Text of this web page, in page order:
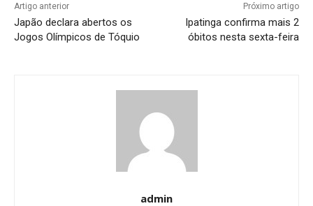
Artigo anterior
Japão declara abertos os
Jogos Olímpicos de Tóquio
Próximo artigo
Ipatinga confirma mais 2
óbitos nesta sexta-feira
admin